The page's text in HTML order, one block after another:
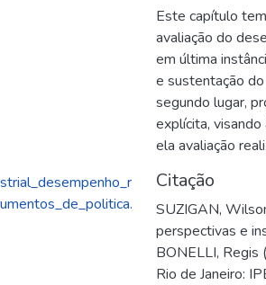
Este capítulo
avaliação do
em última
e sustentação
segundo lugar,
explícita,
ela avaliação
Citação
SUZIGAN,
perspectivas e
BONELLI, Regis
Rio de Janeiro: